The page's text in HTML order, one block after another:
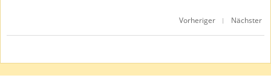
Vorheriger | Nächster